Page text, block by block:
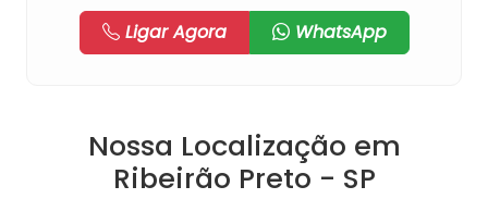
Ligar Agora
WhatsApp
Nossa Localização em
Ribeirão Preto - SP